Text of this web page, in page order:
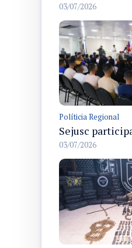
03/07/2026
Políticia Regional
03/07/2026